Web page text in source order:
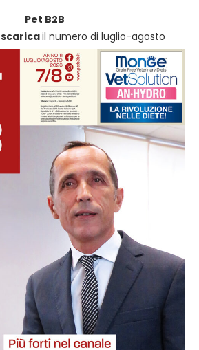
Pet B2B
scaricail numero di luglio-agosto